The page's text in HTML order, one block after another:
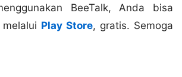
BeeTalk, Anda bisa
Play Store, gratis. Semoga